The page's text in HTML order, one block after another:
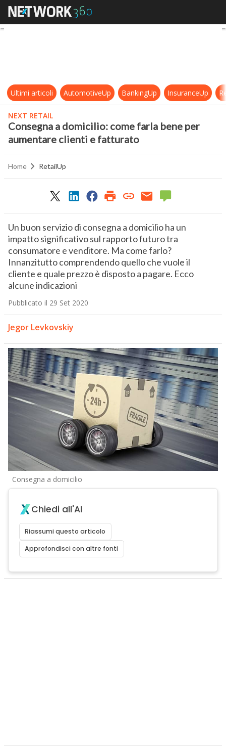
Consegna a domicilio: come
Ultimi articoli AutomotiveUp BankingUp InsuranceUp
NEXT RETAIL
Consegna a domicilio: come farla bene per
aumentare clienti e fatturato
Home RetailUp
Un buon servizio di consegna a domicilio ha un
impatto significativo sul rapporto futuro tra
consumatore e venditore. Ma come farlo?
Innanzitutto comprendendo quello che vuole il
cliente e quale prezzo è disposto a pagare. Ecco
alcune indicazioni
Pubblicato il 29 Set 2020
Jegor Levkovskiy
Consegna a domicilio
Chiedi all'AI
Riassumi questo articolo
Approfondisci con altre fonti